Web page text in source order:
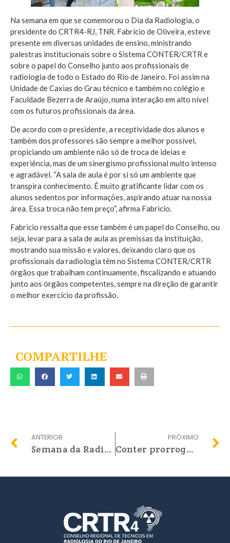
Na semana em que se comemorou o Dia da Radiologia, o
presidente do CRTR4-RJ, TNR. Fabrício de Oliveira, esteve
presente em diversas unidades de ensino, ministrando
palestras institucionais sobre o Sistema CONTER/CRTR e
sobre o papel do Conselho junto aos profissionais de
radiologia de todo o Estado do Rio de Janeiro. Foi assim na
Unidade de Caxias do Grau técnico e também no colégio e
Faculdade Bezerra de Araújo, numa interação em alto nível
com os futuros profissionais da área.
De acordo com o presidente, a receptividade dos alunos e
também dos professores são sempre a melhor possível,
propiciando um ambiente não só de troca de ideias e
experiência, mas de um sinergismo profissional muito intenso
e agradável. “A sala de aula é por si só um ambiente que
transpira conhecimento. É muito gratificante lidar com os
alunos sedentos por informações, aspirando atuar na nossa
área. Essa troca não tem preço”, afirma Fabricio.
Fabricio ressalta que esse também é um papel do Conselho, ou
seja, levar para a sala de aula as premissas da instituição,
mostrando sua missão e valores, deixando claro que os
profissionais da radiologia têm no Sistema CONTER/CRTR
órgãos que trabalham continuamente, fiscalizando e atuando
junto aos órgãos competentes, sempre na direção de garantir
o melhor exercício da profissão.
COMPARTILHE
ANTERIOR
Semana da Radiologia da FaculdadeIDOR de Ciências Médicas
PRÓXIMO
Conter prorroga prazo para a aquisição da nova CIP